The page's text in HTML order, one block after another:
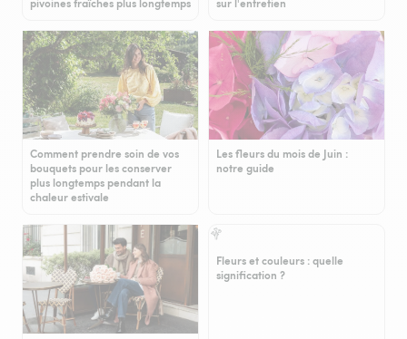
pivoines fraîches plus longtemps
sur l'entretien
Comment prendre soin de vos
bouquets pour les conserver
plus longtemps pendant la
chaleur estivale
Les fleurs du mois de Juin :
notre guide
Fleurs et couleurs : quelle
signification ?